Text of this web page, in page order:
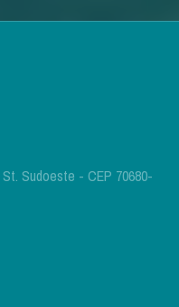
Sudoeste - CEP 70680-